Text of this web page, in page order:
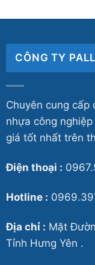
CÔNG TY
Chuyên cung cấp
nhựa công
giá tốt nhất trên
Điện thoại :
Hotline :
Địa chỉ : Mặt
Tỉnh Hưng Yên .